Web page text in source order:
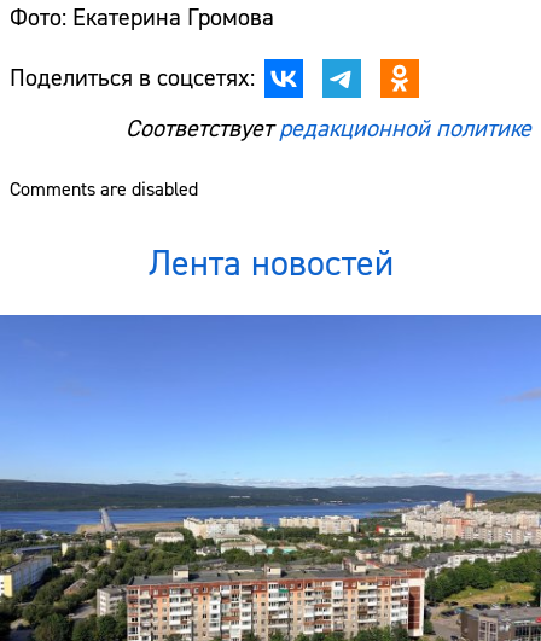
Фото: Екатерина Громова
Поделиться в соцсетях:
Соответствуетредакционной политике
Comments are disabled
Лента новостей